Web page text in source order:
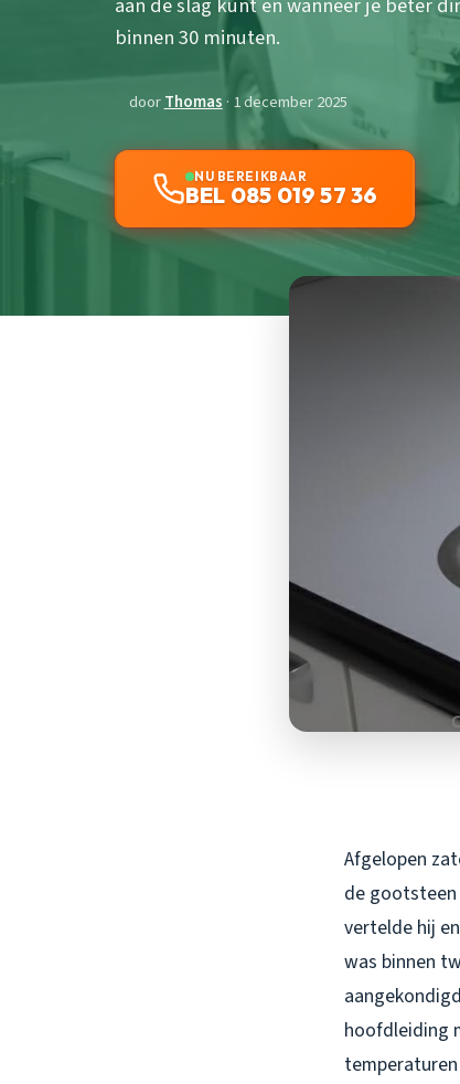
binnen 30 minuten.
doorThomas · 1 december 2025
NU BEREIKBAAR
BEL 085 019 57 36
Afgelopen
de gootsteen
vertelde hij
was binnen
hoofdleiding